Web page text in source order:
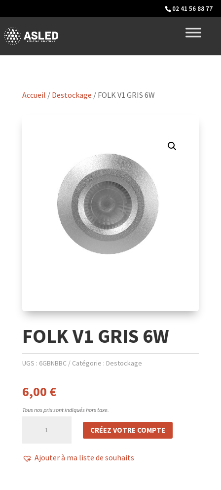
02 41 56 88 77
Accueil / Destockage / FOLK V1 GRIS 6W
FOLK V1 GRIS 6W
UGS : 6GBNBBC Catégorie : Destockage
6,00 €
Tous nos prix sont indiqués hors taxe.
V1
CRÉEZ VOTRE COMPTE
Ajouter à ma liste de souhaits